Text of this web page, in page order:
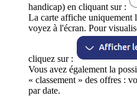
handicap) en cliquant sur :
La carte affiche uniquement
voyez à l'écran. Pour
cliquez sur :
Vous avez également la
« classement » des offres :
par date.